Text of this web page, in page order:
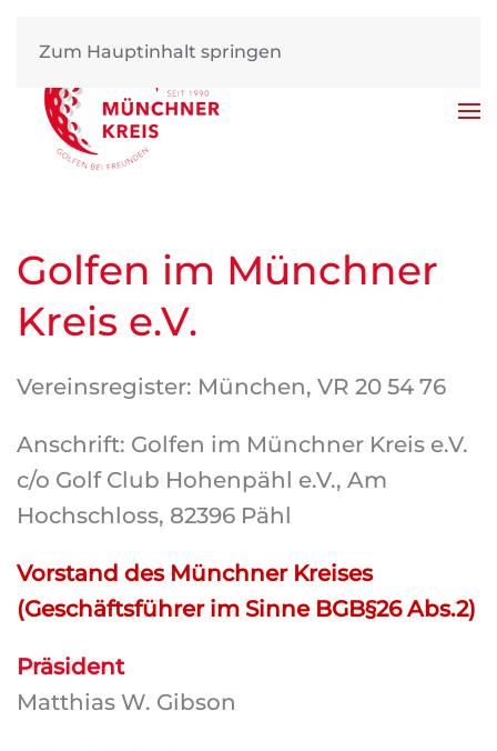
Zum Hauptinhalt springen
Golfen im Münchner
Kreis e.V.
Vereinsregister: München, VR 20 54 76
Anschrift: Golfen im Münchner Kreis e.V.
c/o Golf Club Hohenpähl e.V., Am
Hochschloss, 82396 Pähl
Vorstand des Münchner Kreises
(Geschäftsführer im Sinne BGB§26 Abs.2)
Präsident
Matthias W. Gibson